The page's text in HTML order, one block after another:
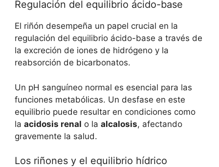
Regulación del equilibrio ácido-base
El riñón desempeña un papel crucial en la
regulación del equilibrio ácido-base a través de
la excreción de iones de hidrógeno y la
reabsorción de bicarbonatos.
Un pH sanguíneo normal es esencial para las
funciones metabólicas. Un desfase en este
equilibrio puede resultar en condiciones como
la acidosis renal o la alcalosis, afectando
gravemente la salud.
Los riñones y el equilibrio hídrico